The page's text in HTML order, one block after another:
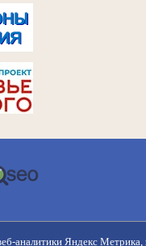
аналитики Яндекс